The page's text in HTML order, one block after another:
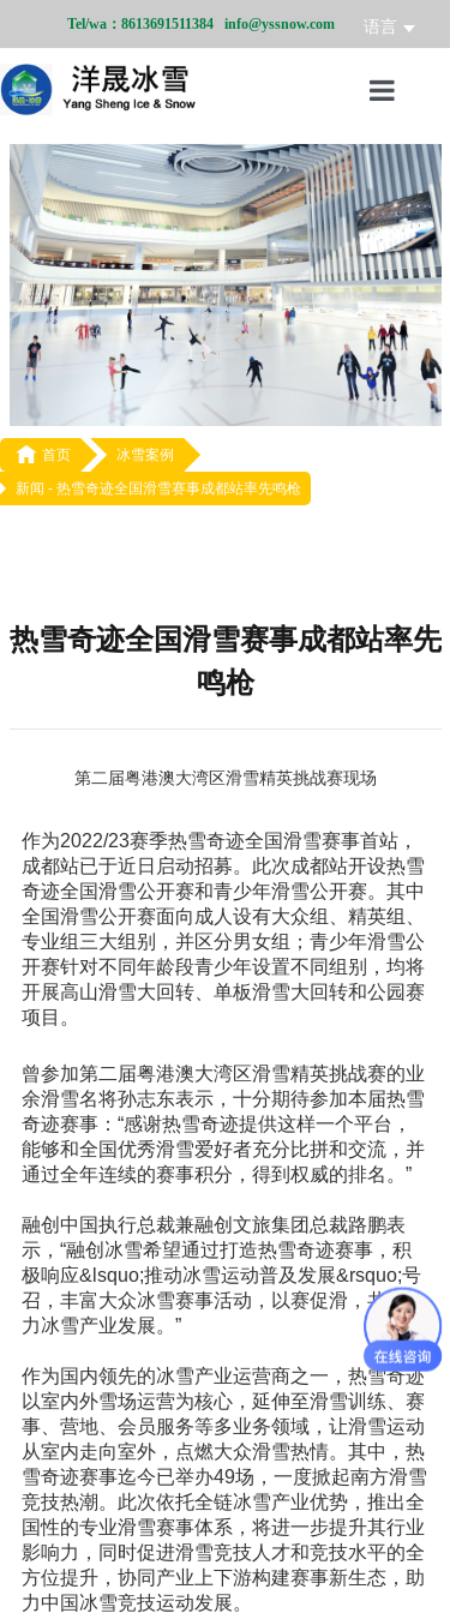
Tel/wa：8613691511384 info@yssnow.com 语言
首页
冰雪产品
冰雪业务
冰雪案例
冰雪新闻
关于我们
 首页
冰雪案例
新闻 - 热雪奇迹全国滑雪赛事成都站率先鸣枪
热雪奇迹全国滑雪赛事成都站率先
鸣枪
第二届粤港澳大湾区滑雪精英挑战赛现场
作为2022/23赛季热雪奇迹全国滑雪赛事首站，
成都站已于近日启动招募。此次成都站开设热雪
奇迹全国滑雪公开赛和青少年滑雪公开赛。其中
全国滑雪公开赛面向成人设有大众组、精英组、
专业组三大组别，并区分男女组；青少年滑雪公
开赛针对不同年龄段青少年设置不同组别，均将
开展高山滑雪大回转、单板滑雪大回转和公园赛
项目。
曾参加第二届粤港澳大湾区滑雪精英挑战赛的业
余滑雪名将孙志东表示，十分期待参加本届热雪
奇迹赛事：“感谢热雪奇迹提供这样一个平台，
能够和全国优秀滑雪爱好者充分比拼和交流，并
通过全年连续的赛事积分，得到权威的排名。”
融创中国执行总裁兼融创文旅集团总裁路鹏表
示，“融创冰雪希望通过打造热雪奇迹赛事，积
极响应&lsquo;推动冰雪运动普及发展&rsquo;号
召，丰富大众冰雪赛事活动，以赛促滑，共同助
力冰雪产业发展。”
作为国内领先的冰雪产业运营商之一，热雪奇迹
以室内外雪场运营为核心，延伸至滑雪训练、赛
事、营地、会员服务等多业务领域，让滑雪运动
从室内走向室外，点燃大众滑雪热情。其中，热
雪奇迹赛事迄今已举办49场，一度掀起南方滑雪
竞技热潮。此次依托全链冰雪产业优势，推出全
国性的专业滑雪赛事体系，将进一步提升其行业
影响力，同时促进滑雪竞技人才和竞技水平的全
方位提升，协同产业上下游构建赛事新生态，助
力中国冰雪竞技运动发展。